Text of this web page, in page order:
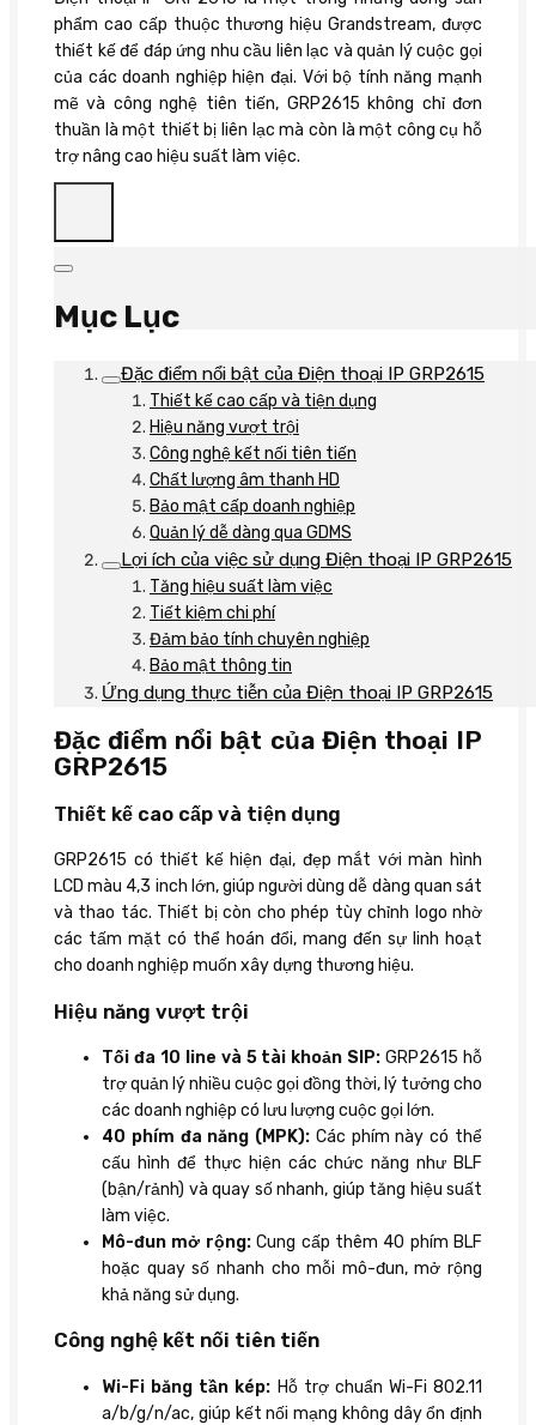
phẩm cao cấp thuộc thương hiệu Grandstream, được
thiết kế để đáp ứng nhu cầu liên lạc và quản lý cuộc gọi
của các doanh nghiệp hiện đại. Với bộ tính năng mạnh
mẽ và công nghệ tiên tiến, GRP2615 không chỉ đơn
thuần là một thiết bị liên lạc mà còn là một công cụ hỗ
trợ nâng cao hiệu suất làm việc.
Mục Lục
Đặc điểm nổi bật của Điện thoại IP GRP2615
Thiết kế cao cấp và tiện dụng
Hiệu năng vượt trội
Công nghệ kết nối tiên tiến
Chất lượng âm thanh HD
Bảo mật cấp doanh nghiệp
Quản lý dễ dàng qua GDMS
Lợi ích của việc sử dụng Điện thoại IP GRP2615
Tăng hiệu suất làm việc
Tiết kiệm chi phí
Đảm bảo tính chuyên nghiệp
Bảo mật thông tin
Ứng dụng thực tiễn của Điện thoại IP GRP2615
Đặc điểm nổi bật của Điện thoại IP
GRP2615
Thiết kế cao cấp và tiện dụng
GRP2615 có thiết kế hiện đại, đẹp mắt với màn hình
LCD màu 4,3 inch lớn, giúp người dùng dễ dàng quan sát
và thao tác. Thiết bị còn cho phép tùy chỉnh logo nhờ
các tấm mặt có thể hoán đổi, mang đến sự linh hoạt
cho doanh nghiệp muốn xây dựng thương hiệu.
Hiệu năng vượt trội
Tối đa 10 line và 5 tài khoản SIP: GRP2615 hỗ
trợ quản lý nhiều cuộc gọi đồng thời, lý tưởng cho
các doanh nghiệp có lưu lượng cuộc gọi lớn.
40 phím đa năng (MPK): Các phím này có thể
cấu hình để thực hiện các chức năng như BLF
(bận/rảnh) và quay số nhanh, giúp tăng hiệu suất
làm việc.
Mô-đun mở rộng:Cung cấp thêm 40 phím BLF
hoặc quay số nhanh cho mỗi mô-đun, mở rộng
khả năng sử dụng.
Công nghệ kết nối tiên tiến
Wi-Fi băng tần kép: Hỗ trợ chuẩn Wi-Fi 802.11
a/b/g/n/ac, giúp kết nối mạng không dây ổn định